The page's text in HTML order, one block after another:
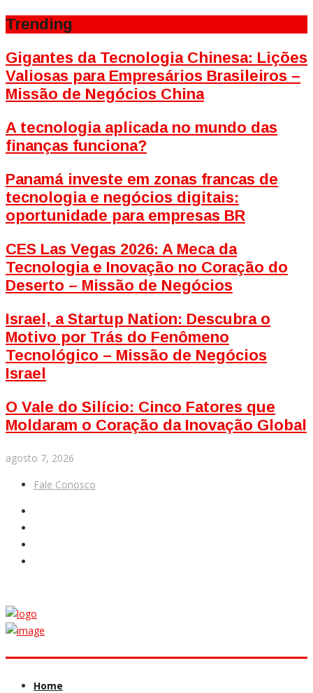
Trending
Gigantes da Tecnologia Chinesa: Lições
Valiosas para Empresários Brasileiros –
Missão de Negócios China
A tecnologia aplicada no mundo das
finanças funciona?
Panamá investe em zonas francas de
tecnologia e negócios digitais:
oportunidade para empresas BR
CES Las Vegas 2026: A Meca da
Tecnologia e Inovação no Coração do
Deserto – Missão de Negócios
Israel, a Startup Nation: Descubra o
Motivo por Trás do Fenômeno
Tecnológico – Missão de Negócios
Israel
O Vale do Silício: Cinco Fatores que
Moldaram o Coração da Inovação Global
agosto 7, 2026
Fale Conosco
Home